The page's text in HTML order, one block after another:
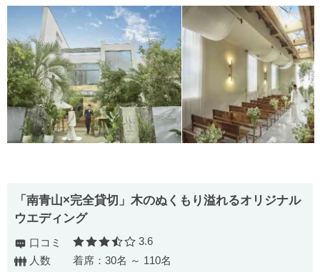
「南青山×完全貸切」木のぬくもり溢れるオリジナル
ウエディング
口コミ 口コミ評価
3.6
人数
着席：30名 ～ 110名